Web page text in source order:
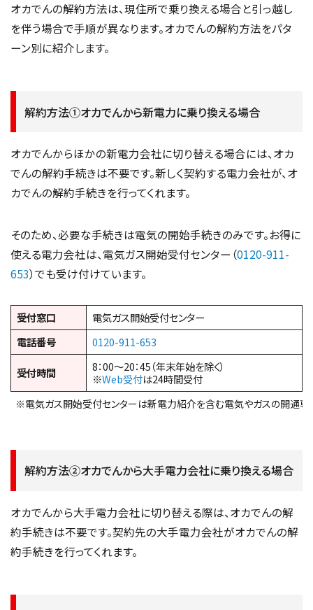
オカでんの解約方法は、現住所で乗り換える場合と引っ越し
を伴う場合で手順が異なります。オカでんの解約方法をパタ
ーン別に紹介します。
解約方法①オカでんから新電力に乗り換える場合
オカでんからほかの新電力会社に切り替える場合には、オカ
でんの解約手続きは不要です。新しく契約する電力会社が、オ
カでんの解約手続きを行ってくれます。
そのため、必要な手続きは電気の開始手続きのみです。お得に
使える電力会社は、電気ガス開始受付センター（0120-911-
653）でも受け付けています。
受付窓口
電気ガス開始受付センター
電話番号
0120-911-653
受付時間
8：00～20：45（年末年始を除く）
※Web受付は24時間受付
※電気ガス開始受付センターは新電力紹介を含む電気やガスの開通専
解約方法②オカでんから大手電力会社に乗り換える場合
オカでんから大手電力会社に切り替える際は、オカでんの解
約手続きは不要です。契約先の大手電力会社がオカでんの解
約手続きを行ってくれます。